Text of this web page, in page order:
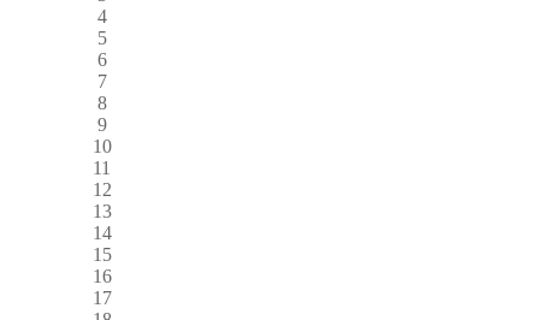
4
5
6
7
8
9
10
11
12
13
14
15
16
17